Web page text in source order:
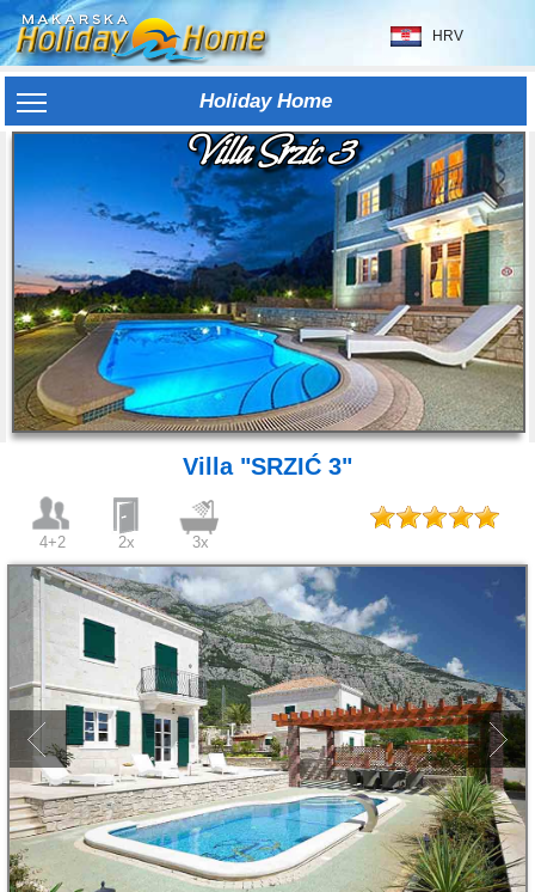
HRV
Holiday Home
Villa Srzic 3
Villa "SRZIĆ 3"
4+2 2x 3x